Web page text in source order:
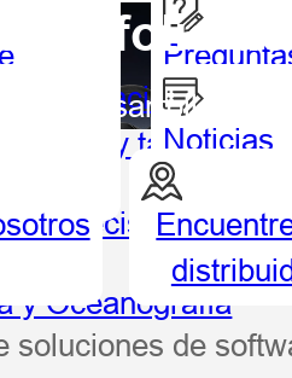
información
portátil y tableta
de precisión
y Oceanografía
Noticias
y desarrolla de
soluciones de